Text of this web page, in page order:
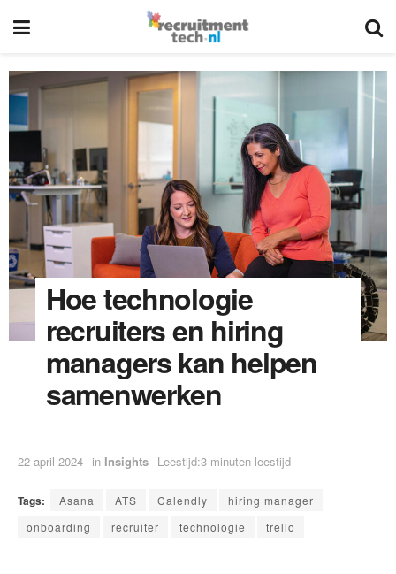
Hoe technologie
recruiters en hiring
managers kan helpen
samenwerken
22 april 2024 in Insights Leestijd:3 minuten leestijd
Tags: Asana ATS Calendly
hiring manager
onboarding
recruiter technologie trello